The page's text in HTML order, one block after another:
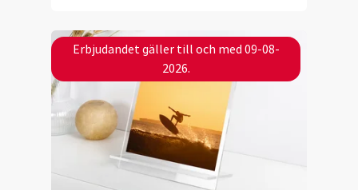
Erbjudandet gäller till och med 09-08-
2026.